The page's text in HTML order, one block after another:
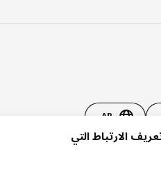
AR
الارتباط التي